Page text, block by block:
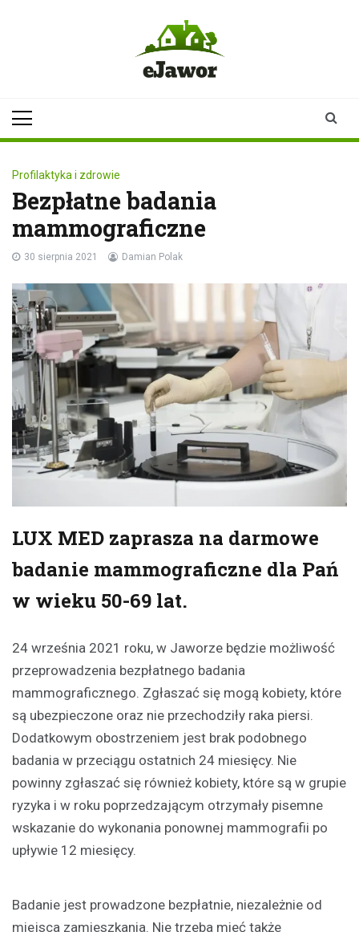
Profilaktyka i zdrowie
Bezpłatne badania
mammograficzne
30 sierpnia 2021 Damian Polak
LUX MED zaprasza na darmowe
badanie mammograficzne dla Pań
w wieku 50-69 lat.
24 września 2021 roku, w Jaworze będzie możliwość
przeprowadzenia bezpłatnego badania
mammograficznego. Zgłaszać się mogą kobiety, które
są ubezpieczone oraz nie przechodziły raka piersi.
Dodatkowym obostrzeniem jest brak podobnego
badania w przeciągu ostatnich 24 miesięcy. Nie
powinny zgłaszać się również kobiety, które są w grupie
ryzyka i w roku poprzedzającym otrzymały pisemne
wskazanie do wykonania ponownej mammografii po
upływie 12 miesięcy.
Badanie jest prowadzone bezpłatnie, niezależnie od
miejsca zamieszkania. Nie trzeba mieć także